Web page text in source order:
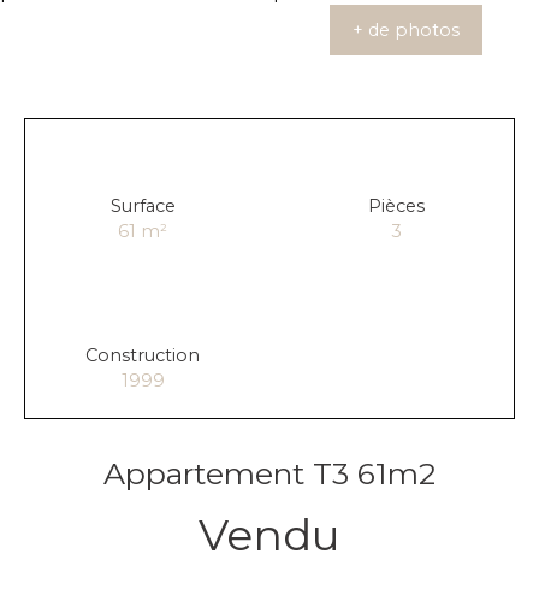
+ de photos
Surface
61 m²
Pièces
3
Construction
1999
Appartement T3 61m2
Vendu